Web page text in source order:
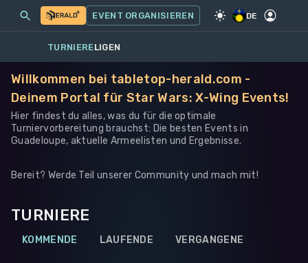
SPIEL·STAR WARS: X-WING
MEINE EVENTS MEHR
EVENT ORGANISIEREN DE
TURNIERELIGEN
Willkommen bei tabletop-herald.com -
Deinem Portal für Star Wars: X-Wing Events!
Hier findest du alles, was du für die optimale
Turniervorbereitung brauchst: Die besten Events in
Guadeloupe, aktuelle Armeelisten und Ergebnisse.
Bereit? Werde Teil unserer Community und mach mit!
TURNIERE
KOMMENDE LAUFENDE VERGANGENE